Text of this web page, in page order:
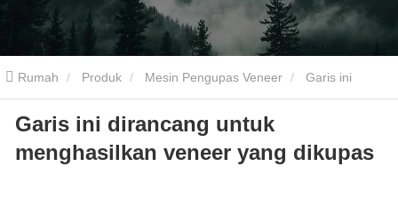
Rumah Produk Mesin Pengupas Veneer
dirancang untuk menghasilkan veneer yang dikupas
Garis ini dirancang untuk
menghasilkan veneer yang dikupas